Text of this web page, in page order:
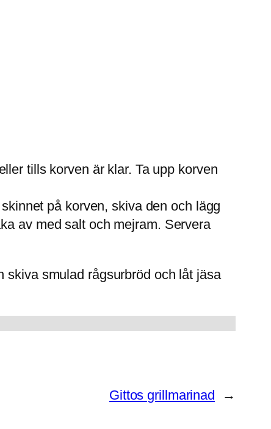
tills korven är klar. Ta upp korven
på korven, skiva den och lägg
av med salt och mejram. Servera
skiva smulad rågsurbröd och låt jäsa
Gittos grillmarinad →